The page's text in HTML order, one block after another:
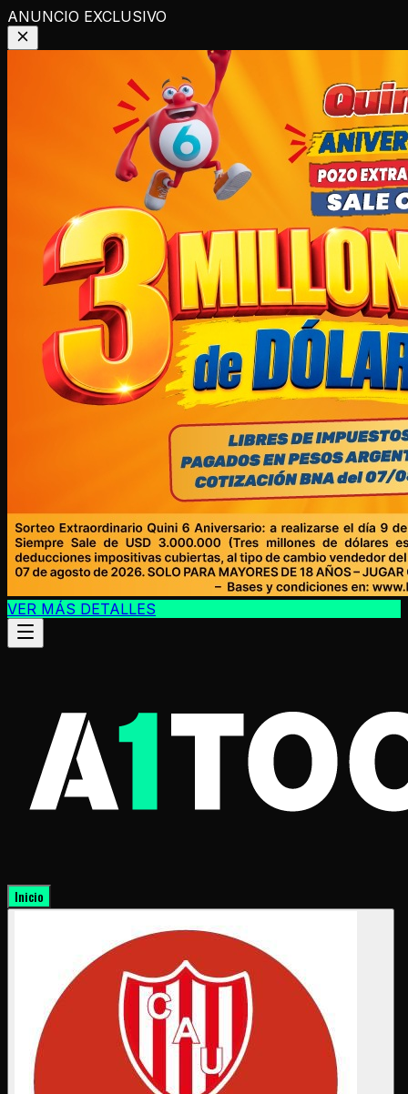
ANUNCIO EXCLUSIVO
VER MÁS DETALLES
Inicio